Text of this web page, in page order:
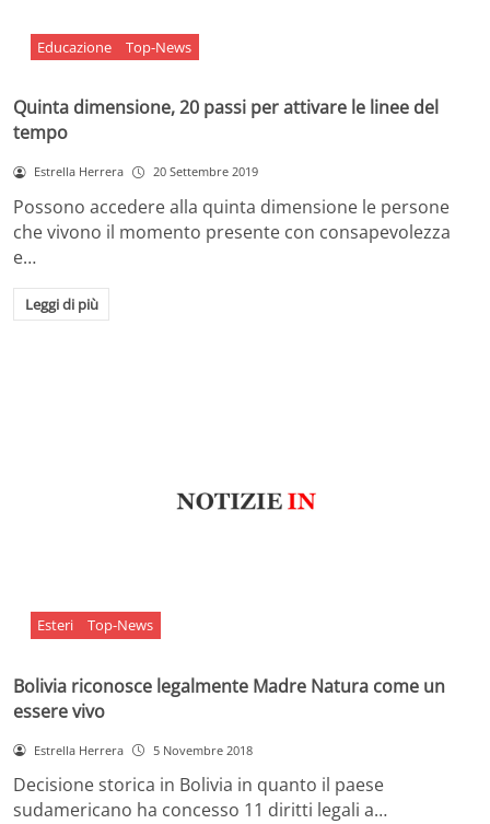
Educazione Top-News
Quinta dimensione, 20 passi per attivare le linee del
tempo
Estrella Herrera 20 Settembre 2019
Possono accedere alla quinta dimensione le persone
che vivono il momento presente con consapevolezza
e…
Leggi di più
Esteri Top-News
Bolivia riconosce legalmente Madre Natura come un
essere vivo
Estrella Herrera 5 Novembre 2018
Decisione storica in Bolivia in quanto il paese
sudamericano ha concesso 11 diritti legali a…